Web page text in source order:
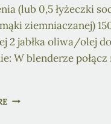
(lub 0,5 łyżeczki
ziemniaczanej)
2 jabłka oliwa/olej
W blenderze połącz
ORKISZOWE